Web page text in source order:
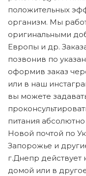
положительных
организм. Мы
оригинальными
Европы и др.
позвонив по
оформив заказ
или в наш
вы можете
питания
Новой почтой по
Запорожье и
г.Днепр действует
домой или в